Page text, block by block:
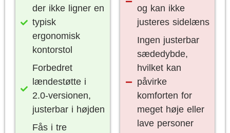
der ikke ligner en
typisk
ergonomisk
kontorstol
Forbedret
lændestøtte i
2.0-versionen,
justerbar i højden
Fås i tre
og kan ikke
justeres sidelæns
Ingen justerbar
sædedybde,
hvilket kan
påvirke
komforten for
meget høje eller
lave personer